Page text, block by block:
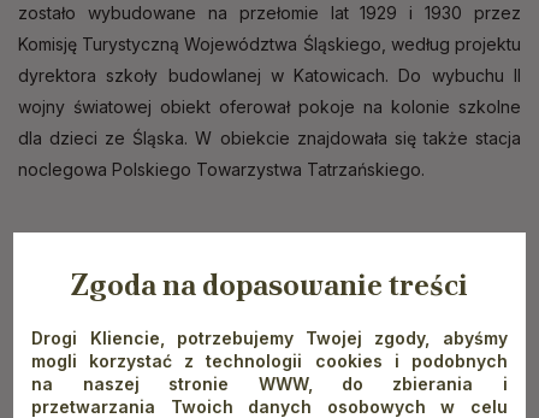
zostało wybudowane na przełomie lat 1929 i 1930 przez
Komisję Turystyczną Województwa Śląskiego, według projektu
dyrektora szkoły budowlanej w Katowicach. Do wybuchu II
wojny światowej obiekt oferował pokoje na kolonie szkolne
dla dzieci ze Śląska. W obiekcie znajdowała się także stacja
noclegowa Polskiego Towarzystwa Tatrzańskiego.
Zgoda na dopasowanie treści
Drogi Kliencie, potrzebujemy Twojej zgody, abyśmy
mogli korzystać z technologii cookies i podobnych
na naszej stronie WWW, do zbierania i
przetwarzania Twoich danych osobowych w celu